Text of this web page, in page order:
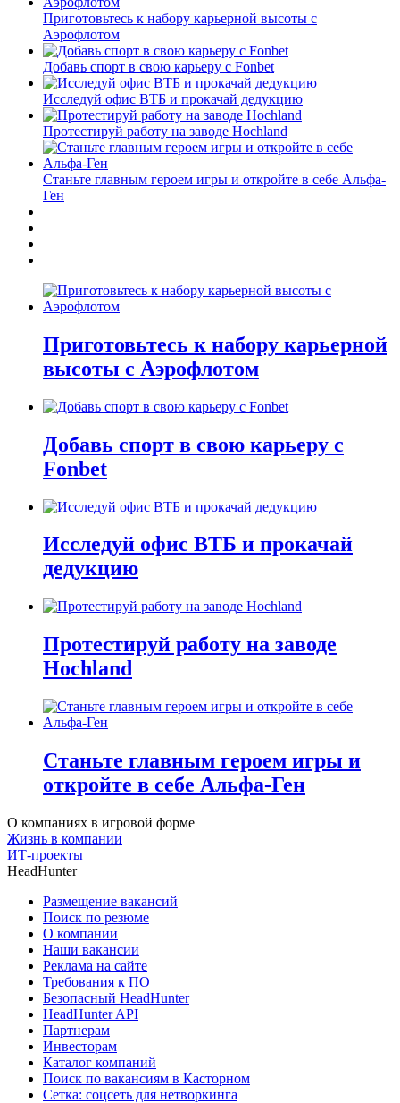
Приготовьтесь к набору карьерной высоты с
Аэрофлотом
Добавь спорт в свою карьеру с Fonbet
Исследуй офис ВТБ и прокачай дедукцию
Протестируй работу на заводе Hochland
Станьте главным героем игры и откройте в себе Альфа-
Ген
Приготовьтесь к набору карьерной
высоты с Аэрофлотом
Добавь спорт в свою карьеру с
Fonbet
Исследуй офис ВТБ и прокачай
дедукцию
Протестируй работу на заводе
Hochland
Станьте главным героем игры и
откройте в себе Альфа-Ген
О компаниях в игровой форме
Жизнь в компании
ИТ-проекты
HeadHunter
Размещение вакансий
Поиск по резюме
О компании
Наши вакансии
Реклама на сайте
Требования к ПО
Безопасный HeadHunter
HeadHunter API
Партнерам
Инвесторам
Каталог компаний
Поиск по вакансиям в Касторном
Сетка: соцсеть для нетворкинга